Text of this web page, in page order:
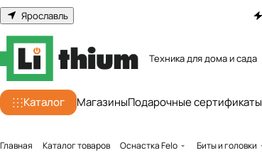
Ярославль
Техника для дома и сада
Каталог МагазиныПодарочные сертификаты
Главная Каталог товаров Оснастка Felo Биты и головки